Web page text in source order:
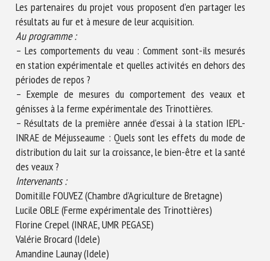
Les partenaires du projet vous proposent d’en partager les
résultats au fur et à mesure de leur acquisition.
Au programme :
– Les comportements du veau : Comment sont-ils mesurés
en station expérimentale et quelles activités en dehors des
périodes de repos ?
– Exemple de mesures du comportement des veaux et
génisses à la ferme expérimentale des Trinottières.
– Résultats de la première année d’essai à la station IEPL-
INRAE de Méjusseaume : Quels sont les effets du mode de
distribution du lait sur la croissance, le bien-être et la santé
des veaux ?
Intervenants :
Domitille FOUVEZ (Chambre d’Agriculture de Bretagne)
Lucile OBLE (Ferme expérimentale des Trinottières)
Florine Crepel (INRAE, UMR PEGASE)
Valérie Brocard (Idele)
Amandine Launay (Idele)
Les champs suivis de * sont obligatoires